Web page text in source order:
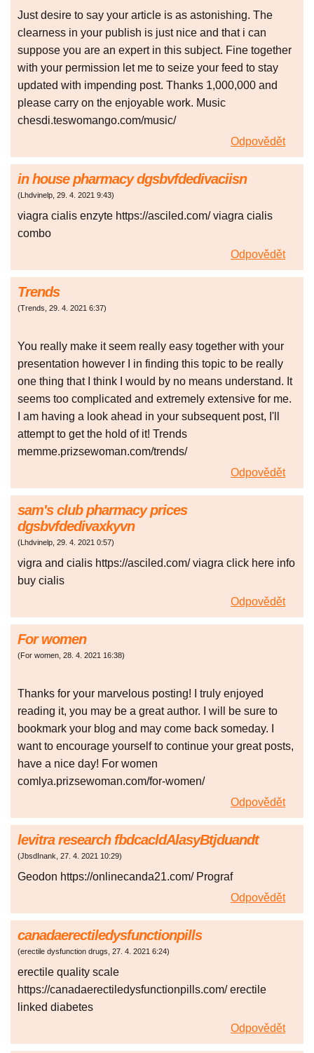
Just desire to say your article is as astonishing. The
clearness in your publish is just nice and that i can
suppose you are an expert in this subject. Fine together
with your permission let me to seize your feed to stay
updated with impending post. Thanks 1,000,000 and
please carry on the enjoyable work. Music
chesdi.teswomango.com/music/
Odpovědět
in house pharmacy dgsbvfdedivaciisn
(Lhdvinelp, 29. 4. 2021 9:43)
viagra cialis enzyte https://asciled.com/ viagra cialis
combo
Odpovědět
Trends
(Trends, 29. 4. 2021 6:37)
You really make it seem really easy together with your
presentation however I in finding this topic to be really
one thing that I think I would by no means understand. It
seems too complicated and extremely extensive for me.
I am having a look ahead in your subsequent post, I'll
attempt to get the hold of it! Trends
memme.prizsewoman.com/trends/
Odpovědět
sam's club pharmacy prices
dgsbvfdedivaxkyvn
(Lhdvinelp, 29. 4. 2021 0:57)
vigra and cialis https://asciled.com/ viagra click here info
buy cialis
Odpovědět
For women
(For women, 28. 4. 2021 16:38)
Thanks for your marvelous posting! I truly enjoyed
reading it, you may be a great author. I will be sure to
bookmark your blog and may come back someday. I
want to encourage yourself to continue your great posts,
have a nice day! For women
comlya.prizsewoman.com/for-women/
Odpovědět
levitra research fbdcacldAlasyBtjduandt
(JbsdInank, 27. 4. 2021 10:29)
Geodon https://onlinecanda21.com/ Prograf
Odpovědět
canadaerectiledysfunctionpills
(erectile dysfunction drugs, 27. 4. 2021 6:24)
erectile quality scale
https://canadaerectiledysfunctionpills.com/ erectile
linked diabetes
Odpovědět